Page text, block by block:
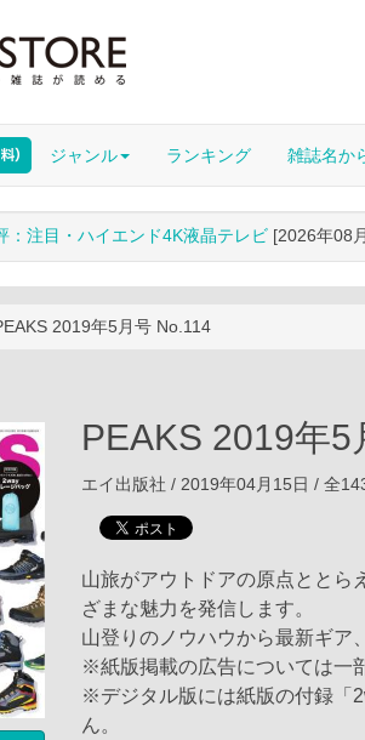
ジャンル ランキング 雑誌名か
：注目・ハイエンド4K液晶テレビ [2026年08
2019年5月号 No.114
PEAKS 2019年5
エイ出版社 / 2019年04月15日 / 全
山旅がアウトドアの原点ととら
ざまな魅力を発信します。
山登りのノウハウから最新ギア
※紙版掲載の広告については一
※デジタル版には紙版の付録「
ん。